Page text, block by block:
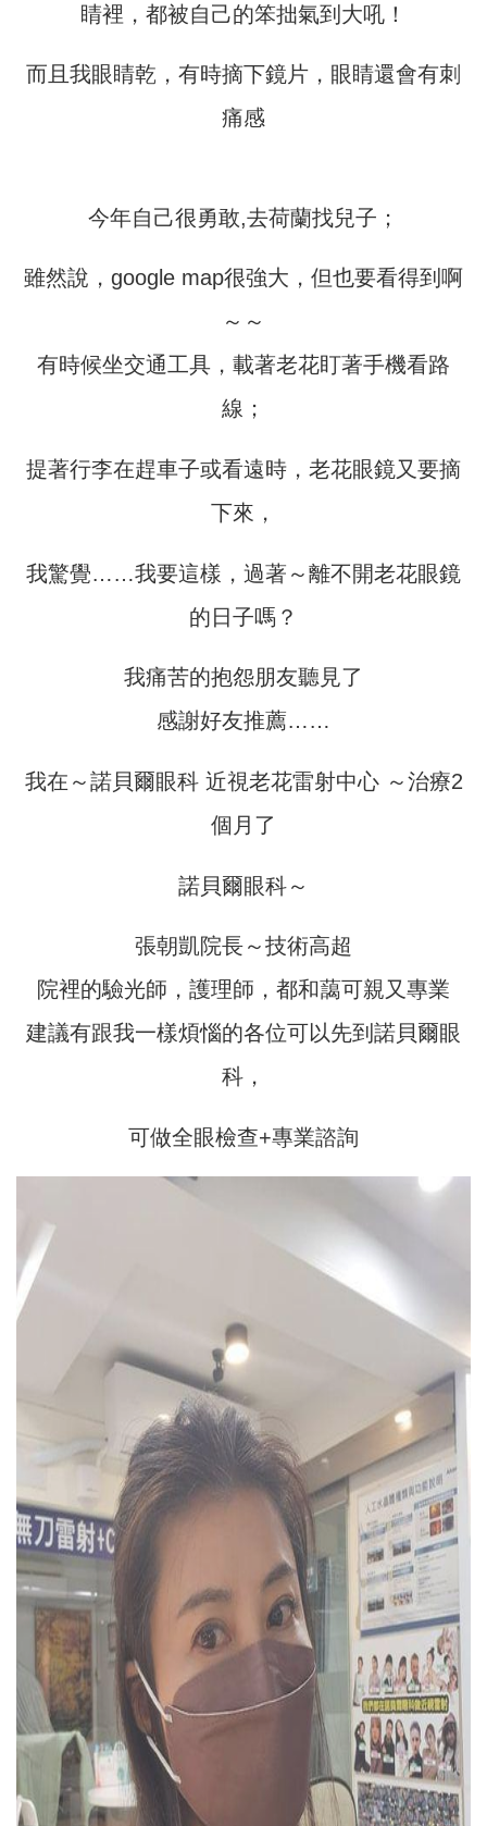
睛裡，都被自己的笨拙氣到大吼！
而且我眼睛乾，有時摘下鏡片，眼睛還會有刺
痛感
今年自己很勇敢,去荷蘭找兒子；
雖然說，google map很強大，但也要看得到啊
～～
有時候坐交通工具，載著老花盯著手機看路
線；
提著行李在趕車子或看遠時，老花眼鏡又要摘
下來，
我驚覺……我要這樣，過著～離不開老花眼鏡
的日子嗎？
我痛苦的抱怨朋友聽見了
感謝好友推薦……
我在～諾貝爾眼科 近視老花雷射中心 ～治療2
個月了
諾貝爾眼科～
張朝凱院長～技術高超
院裡的驗光師，護理師，都和藹可親又專業
建議有跟我一樣煩惱的各位可以先到諾貝爾眼
科，
可做全眼檢查+專業諮詢